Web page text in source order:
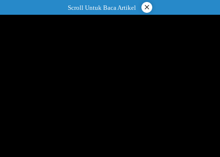
ke
Scroll Untuk Baca Artikel ×